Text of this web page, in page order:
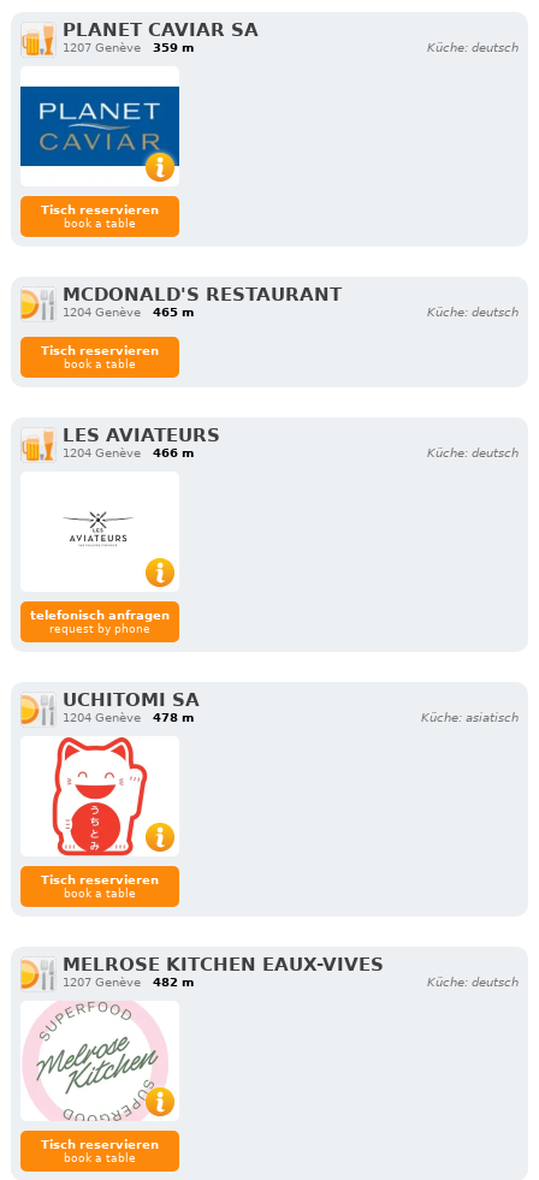
PLANET CAVIAR SA
1207 Genève 359 m Küche: deutsch
Tisch reservieren
book a table
MCDONALD'S RESTAURANT
1204 Genève 465 m Küche: deutsch
Tisch reservieren
book a table
LES AVIATEURS
1204 Genève 466 m Küche: deutsch
telefonisch anfragen
request by phone
UCHITOMI SA
1204 Genève 478 m Küche: asiatisch
Tisch reservieren
book a table
MELROSE KITCHEN EAUX-VIVES
1207 Genève 482 m Küche: deutsch
Tisch reservieren
book a table